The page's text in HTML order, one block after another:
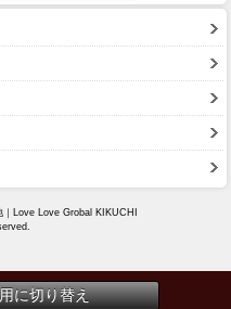
Love Love Grobal KIKUCHI
に切り替え